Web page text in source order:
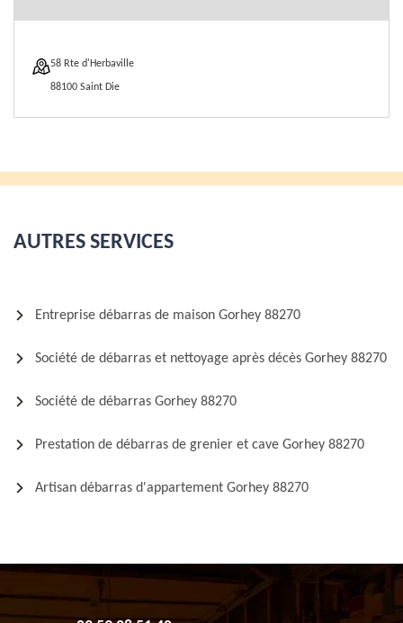
58 Rte d'Herbaville
88100 Saint Die
AUTRES SERVICES
Entreprise débarras de maison Gorhey 88270
Société de débarras et nettoyage après décès Gorhey 88270
Société de débarras Gorhey 88270
Prestation de débarras de grenier et cave Gorhey 88270
Artisan débarras d'appartement Gorhey 88270